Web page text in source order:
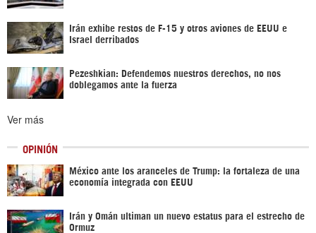
Irán exhibe restos de F-15 y otros aviones de EEUU e
Israel derribados
Pezeshkian: Defendemos nuestros derechos, no nos
doblegamos ante la fuerza
Ver más
OPINIÓN
México ante los aranceles de Trump: la fortaleza de una
economía integrada con EEUU
Irán y Omán ultiman un nuevo estatus para el estrecho de
Ormuz